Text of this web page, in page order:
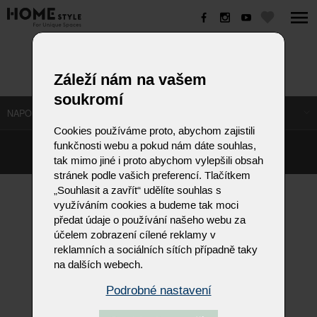
NAPOSLEDY NAVŠTÍVENÉ ODKAZY
©Homestyle.cz2026
Responzivní web od Artweby.cz
Záleží nám na vašem
soukromí
Cookies používáme proto, abychom zajistili
funkčnosti webu a pokud nám dáte souhlas,
tak mimo jiné i proto abychom vylepšili obsah
stránek podle vašich preferencí. Tlačítkem
„Souhlasit a zavřít“ udělíte souhlas s
využíváním cookies a budeme tak moci
předat údaje o používání našeho webu za
účelem zobrazení cílené reklamy v
reklamních a sociálních sítích případně taky
na dalších webech.
Podrobné nastavení